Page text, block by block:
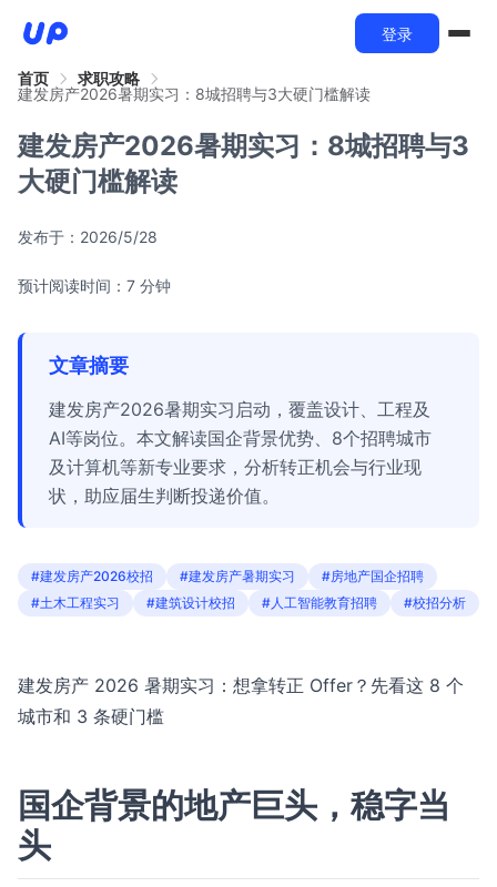
登录
首页
求职攻略
建发房产2026暑期实习：8城招聘与3大硬门槛解读
建发房产2026暑期实习：8城招聘与3
大硬门槛解读
发布于： 2026/5/28
预计阅读时间：7 分钟
文章摘要
建发房产2026暑期实习启动，覆盖设计、工程及
AI等岗位。本文解读国企背景优势、8个招聘城市
及计算机等新专业要求，分析转正机会与行业现
状，助应届生判断投递价值。
#建发房产2026校招 #建发房产暑期实习
#房地产国企招聘
#土木工程实习
#建筑设计校招 #人工智能教育招聘 #校招分析
建发房产 2026 暑期实习：想拿转正 Offer？先看这 8 个
城市和 3 条硬门槛
国企背景的地产巨头，稳字当
头